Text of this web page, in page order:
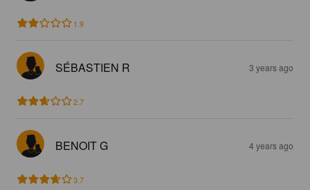
1.9
SÉBASTIEN R 3 years ago
2.7
BENOIT G 4 years ago
3.7